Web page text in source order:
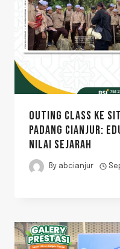
OUTING CLASS KE
PADANG CIANJUR:
NILAI SEJARAH
By abcianjur